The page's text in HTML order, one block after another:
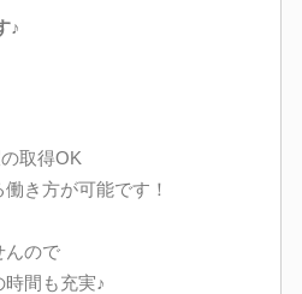
♪
取得OK
き方が可能です！
んので
間も充実♪